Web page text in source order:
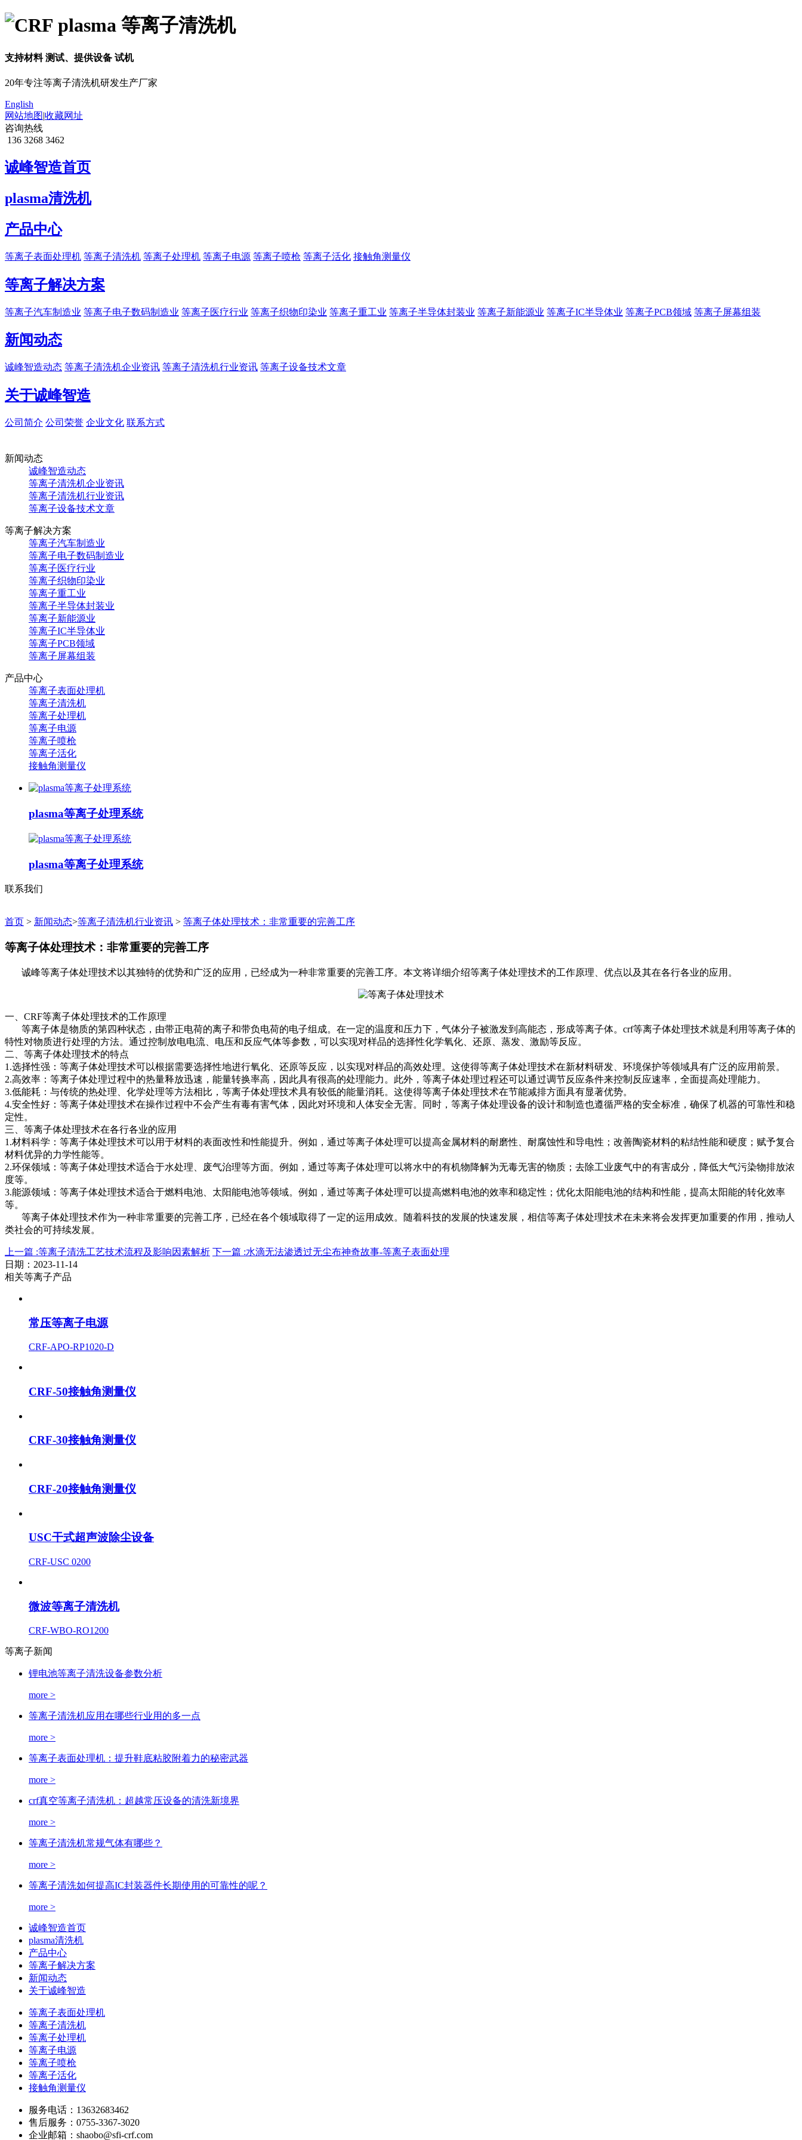
支持材料测试、提供设备 试机
20年专注等离子清洗机研发生产厂家
English
网站地图|收藏网址
咨询热线
136 3268 3462
诚峰智造首页
plasma清洗机
产品中心
等离子表面处理机 等离子清洗机 等离子处理机 等离子电源 等离子喷枪 等离子活化 接触角测量仪
等离子解决方案
等离子汽车制造业 等离子电子数码制造业 等离子医疗行业 等离子织物印染业 等离子重工业 等离子半导体封装业 等离子新能源业 等离子IC半导体业 等离子PCB领域 等离子屏幕组装
新闻动态
诚峰智造动态 等离子清洗机企业资讯 等离子清洗机行业资讯 等离子设备技术文章
关于诚峰智造
公司简介 公司荣誉 企业文化 联系方式
新闻动态
诚峰智造动态
等离子清洗机企业资讯
等离子清洗机行业资讯
等离子设备技术文章
等离子解决方案
等离子汽车制造业
等离子电子数码制造业
等离子医疗行业
等离子织物印染业
等离子重工业
等离子半导体封装业
等离子新能源业
等离子IC半导体业
等离子PCB领域
等离子屏幕组装
产品中心
等离子表面处理机
等离子清洗机
等离子处理机
等离子电源
等离子喷枪
等离子活化
接触角测量仪
plasma等离子处理系统
plasma等离子处理系统
联系我们
首页 > 新闻动态>等离子清洗机行业资讯 > 等离子体处理技术：非常重要的完善工序
等离子体处理技术：非常重要的完善工序
诚峰等离子体处理技术以其独特的优势和广泛的应用，已经成为一种非常重要的完善工序。本文将详细介绍等离子体处理技术的工作原理、优点以及其在各行各业的应用。
一、CRF等离子体处理技术的工作原理
等离子体是物质的第四种状态，由带正电荷的离子和带负电荷的电子组成。在一定的温度和压力下，气体分子被激发到高能态，形成等离子体。crf等离子体处理技术就是利用等离子体的
特性对物质进行处理的方法。通过控制放电电流、电压和反应气体等参数，可以实现对样品的选择性化学氧化、还原、蒸发、激励等反应。
二、等离子体处理技术的特点
1.选择性强：等离子体处理技术可以根据需要选择性地进行氧化、还原等反应，以实现对样品的高效处理。这使得等离子体处理技术在新材料研发、环境保护等领域具有广泛的应用前景。
2.高效率：等离子体处理过程中的热量释放迅速，能量转换率高，因此具有很高的处理能力。此外，等离子体处理过程还可以通过调节反应条件来控制反应速率，全面提高处理能力。
3.低能耗：与传统的热处理、化学处理等方法相比，等离子体处理技术具有较低的能量消耗。这使得等离子体处理技术在节能减排方面具有显著优势。
4.安全性好：等离子体处理技术在操作过程中不会产生有毒有害气体，因此对环境和人体安全无害。同时，等离子体处理设备的设计和制造也遵循严格的安全标准，确保了机器的可靠性和稳
定性。
三、等离子体处理技术在各行各业的应用
1.材料科学：等离子体处理技术可以用于材料的表面改性和性能提升。例如，通过等离子体处理可以提高金属材料的耐磨性、耐腐蚀性和导电性；改善陶瓷材料的粘结性能和硬度；赋予复合
材料优异的力学性能等。
2.环保领域：等离子体处理技术适合于水处理、废气治理等方面。例如，通过等离子体处理可以将水中的有机物降解为无毒无害的物质；去除工业废气中的有害成分，降低大气污染物排放浓
度等。
3.能源领域：等离子体处理技术适合于燃料电池、太阳能电池等领域。例如，通过等离子体处理可以提高燃料电池的效率和稳定性；优化太阳能电池的结构和性能，提高太阳能的转化效率
等。
等离子体处理技术作为一种非常重要的完善工序，已经在各个领域取得了一定的运用成效。随着科技的发展的快速发展，相信等离子体处理技术在未来将会发挥更加重要的作用，推动人
类社会的可持续发展。
上一篇 :等离子清洗工艺技术流程及影响因素解析 下一篇 :水滴无法渗透过无尘布神奇故事-等离子表面处理
日期：2023-11-14
相关等离子产品
常压等离子电源
CRF-APO-RP1020-D
CRF-50接触角测量仪
CRF-30接触角测量仪
CRF-20接触角测量仪
USC干式超声波除尘设备
CRF-USC 0200
微波等离子清洗机
CRF-WBO-RO1200
等离子新闻
锂电池等离子清洗设备参数分析
more >
等离子清洗机应用在哪些行业用的多一点
more >
等离子表面处理机：提升鞋底粘胶附着力的秘密武器
more >
crf真空等离子清洗机：超越常压设备的清洗新境界
more >
等离子清洗机常规气体有哪些？
more >
等离子清洗如何提高IC封装器件长期使用的可靠性的呢？
more >
诚峰智造首页
plasma清洗机
产品中心
等离子解决方案
新闻动态
关于诚峰智造
等离子表面处理机
等离子清洗机
等离子处理机
等离子电源
等离子喷枪
等离子活化
接触角测量仪
服务电话： 13632683462
售后服务： 0755-3367-3020
企业邮箱： shaobo@sfi-crf.com